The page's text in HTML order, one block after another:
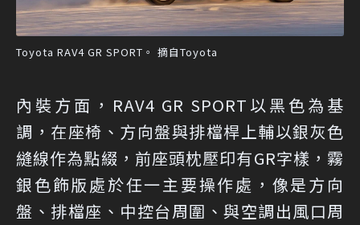
Toyota RAV4 GR SPORT。 摘自Toyota
內裝方面，RAV4 GR SPORT以黑色為基
調，在座椅、方向盤與排檔桿上輔以銀灰色
縫線作為點綴，前座頭枕壓印有GR字樣，霧
銀色飾版處於任一主要操作處，像是方向
盤、排檔座、中控台周圍、與空調出風口周